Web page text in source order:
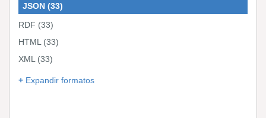
JSON (33)
RDF (33)
HTML (33)
XML (33)
Expandir formatos